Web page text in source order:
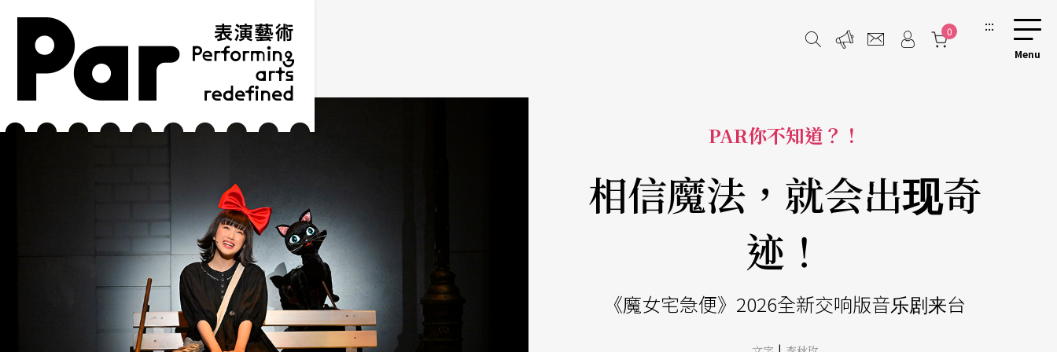
跳到主要内容区块
网站导览
0 :::
PAR你不知道？！
相信魔法，就会出现奇
迹！
《魔女宅急便》2026全新交响版音乐剧来台